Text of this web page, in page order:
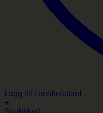
Lägg till i önskelistan!
+